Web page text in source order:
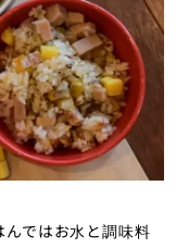
ではお水と調味料